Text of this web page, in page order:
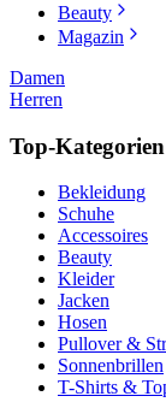
Beauty
Magazin
Damen
Herren
Top-Kategorien
Bekleidung
Schuhe
Accessoires
Beauty
Kleider
Jacken
Hosen
Pullover &
Sonnenbrillen
T-Shirts &